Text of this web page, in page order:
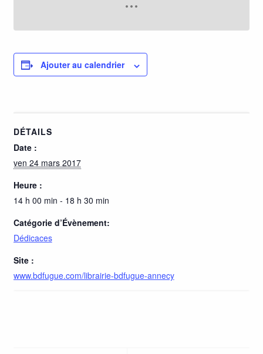
Ajouter au calendrier
DÉTAILS
Date :
ven 24 mars 2017
Heure :
14 h 00 min - 18 h 30 min
Catégorie d’Évènement:
Dédicaces
Site :
www.bdfugue.com/librairie-bdfugue-annecy